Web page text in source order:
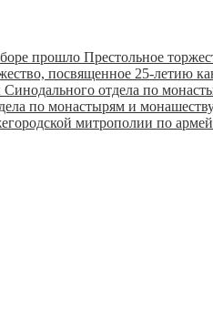
посвященное 25-летию
по монастырям и